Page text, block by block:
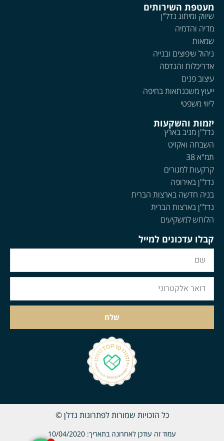
מעטפת השירותים
שיווק ומיתוג נדל"ן
מדיה והדמיה
שמאות
ניהול שיפוצים ובנייה
אדריכלות והנדסה
עיצוב פנים
ייעוץ משכנתאות בחיפה
ליווי משפטי
יזמות והשקעות
נדל"ן מניב בארץ
השבחה ואקזיט
תמ"א 38
קרקעות למגורים
נדל"ן באירופה
בניה חדשה בארצות הברית
נדל"ן בארצות הברית
הלוחש למשקיעים
קבלו עדכונים למייל
שלח
כל הזכויות שמורות לפתרונות נדלן ©
עמוד זה עודכן לאחרונה בתאריך: 10/04/2020